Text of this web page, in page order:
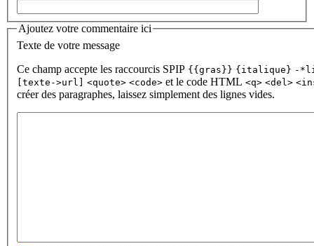
Ajoutez votre commentaire ici
Texte de votre message
Ce champ accepte les raccourcis SPIP {{gras}} {italique} -
[texte->url]
<quote> <code> et le code HTML <q> <del>
créer des paragraphes, laissez simplement des lignes vides.